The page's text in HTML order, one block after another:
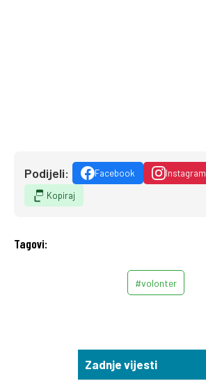
Podijeli: Facebook Instagram
Kopiraj
Tagovi:
#volonter
Zadnje vijesti